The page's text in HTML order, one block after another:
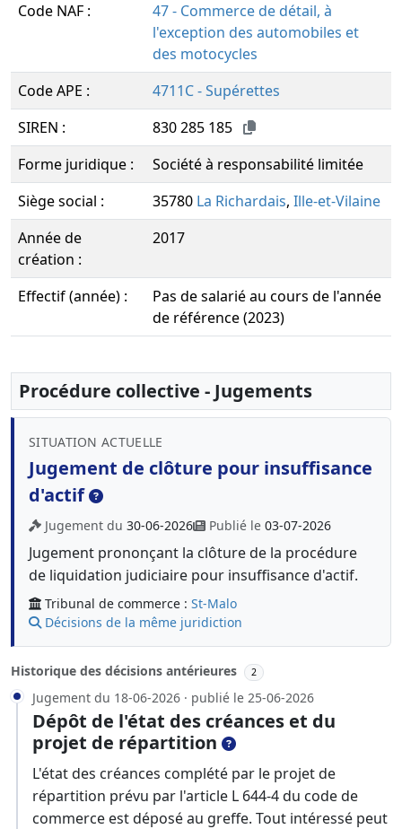
Code NAF :
47 - Commerce de détail, à
l'exception des automobiles et
des motocycles
Code APE :
4711C - Supérettes
SIREN :
830 285 185
Forme juridique :
Société à responsabilité limitée
Siège social :
35780 La Richardais, Ille-et-Vilaine
Année de
création :
2017
Effectif (année) :
Pas de salarié au cours de l'année
de référence (2023)
Procédure collective - Jugements
SITUATION ACTUELLE
Jugement de clôture pour insuffisance
d'actif
Jugement du 30-06-2026 Publié le 03-07-2026
Jugement prononçant la clôture de la procédure
de liquidation judiciaire pour insuffisance d'actif.
Tribunal de commerce : St-Malo
Décisions de la même juridiction
Historique des décisions antérieures 2
Jugement du 18-06-2026 · publié le 25-06-2026
Dépôt de l'état des créances et du
projet de répartition
L'état des créances complété par le projet de
répartition prévu par l'article L 644-4 du code de
commerce est déposé au greffe. Tout intéressé peut